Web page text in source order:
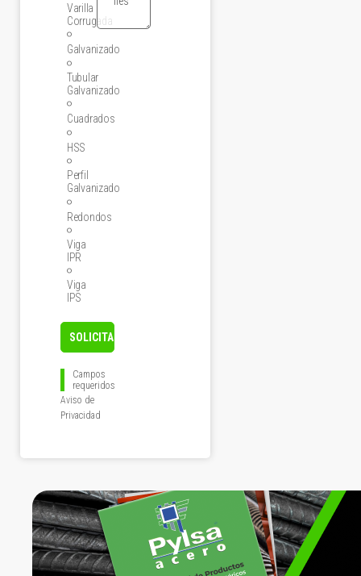
Varilla
Corrugada
Galvanizado
Tubular
Galvanizado
Cuadrados
HSS
Perfil
Galvanizado
Redondos
Viga
IPR
Viga
IPS
Campos
requeridos
Aviso de
Privacidad